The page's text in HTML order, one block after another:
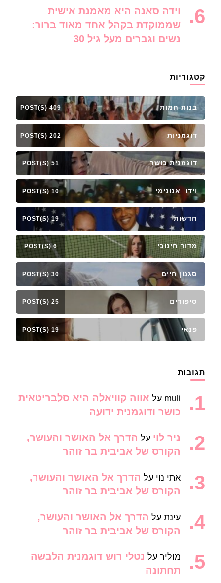
וידה סאנה היא מאמנת אישית
שממוקדת בקהל אחד מאוד ברור:
נשים וגברים מעל גיל 30
קטגוריות
בנות חמות 409 POST(S)
דוגמניות 202 POST(S)
דוגמנית כושר 51 POST(S)
וידוי אנונימי 10 POST(S)
חדשות 19 POST(S)
מדור חינוכי 6 POST(S)
סגנון חיים 30 POST(S)
סיפורים 25 POST(S)
פנאי 19 POST(S)
תגובות
muli על אווה קוויאלה היא סלבריטאית
כושר ודוגמנית ידועה
ניר לוי על הדרך אל האושר והעושר,
הקורס של אביבית בר זוהר
אתי נוי על הדרך אל האושר והעושר,
הקורס של אביבית בר זוהר
עינת על הדרך אל האושר והעושר,
הקורס של אביבית בר זוהר
מוליר על נטלי רוש דוגמנית הלבשה
תחתונה